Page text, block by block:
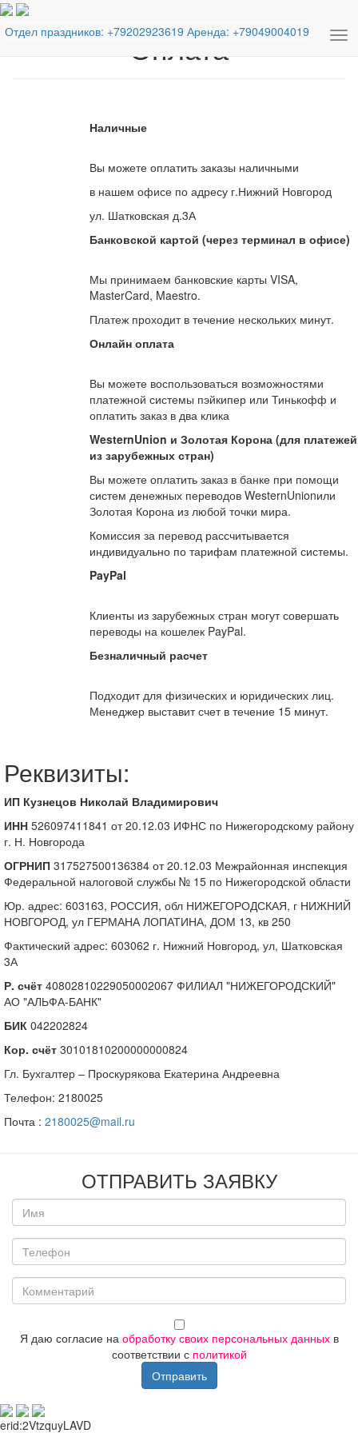
Отдел праздников: +79202923619 Аренда: +79049004019
Оплата
Наличные
Вы можете оплатить заказы наличными
в нашем офисе по адресу г.Нижний Новгород
ул. Шатковская д.3А
Банковской картой (через терминал в офисе)
Мы принимаем банковские карты VISA,
MasterCard, Maestro.
Платеж проходит в течение нескольких минут.
Онлайн оплата
Вы можете воспользоваться возможностями
платежной системы пэйкипер или Тинькофф и
оплатить заказ в два клика
WesternUnion и Золотая Корона (для платежей
из зарубежных стран)
Вы можете оплатить заказ в банке при помощи
систем денежных переводов WesternUnionили
Золотая Корона из любой точки мира.
Комиссия за перевод рассчитывается
индивидуально по тарифам платежной системы.
PayPal
Клиенты из зарубежных стран могут совершать
переводы на кошелек PayPal.
Безналичный расчет
Подходит для физических и юридических лиц.
Менеджер выставит счет в течение 15 минут.
Реквизиты:
ИП Кузнецов Николай Владимирович
ИНН 526097411841 от 20.12.03 ИФНС по Нижегородскому району
г. Н. Новгорода
ОГРНИП 317527500136384 от 20.12.03 Межрайонная инспекция
Федеральной налоговой службы № 15 по Нижегородской области
Юр. адрес: 603163, РОССИЯ, обл НИЖЕГОРОДСКАЯ, г НИЖНИЙ
НОВГОРОД, ул ГЕРМАНА ЛОПАТИНА, ДОМ 13, кв 250
Фактический адрес: 603062 г. Нижний Новгород, ул, Шатковская
3А
Р. счёт 40802810229050002067 ФИЛИАЛ "НИЖЕГОРОДСКИЙ"
АО "АЛЬФА-БАНК"
БИК 042202824
Кор. счёт 30101810200000000824
Гл. Бухгалтер – Проскурякова Екатерина Андреевна
Телефон: 2180025
Почта : 2180025@mail.ru
ОТПРАВИТЬ ЗАЯВКУ
Я даю согласие на обработку своих персональных данныхв
соответствии с политикой
Отправить
erid:2VtzquyLAVD